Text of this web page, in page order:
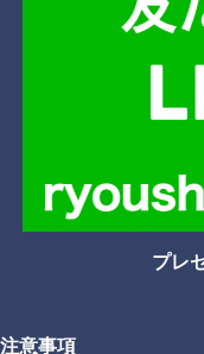
プレ
注意事項